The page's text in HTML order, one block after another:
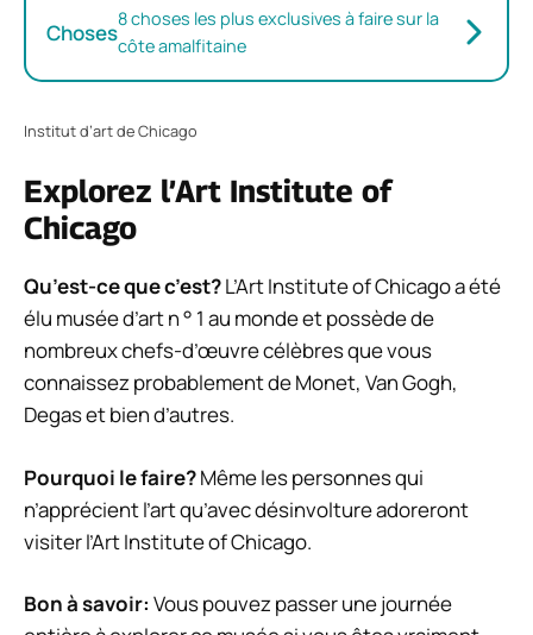
Choses8 choses les plus exclusives à faire sur la
côte amalfitaine
Institut d’art de Chicago
Explorez l’Art Institute of
Chicago
Qu’est-ce que c’est?L’Art Institute of Chicago a été
élu musée d’art n ° 1 au monde et possède de
nombreux chefs-d’œuvre célèbres que vous
connaissez probablement de Monet, Van Gogh,
Degas et bien d’autres.
Pourquoi le faire?Même les personnes qui
n’apprécient l’art qu’avec désinvolture adoreront
visiter l’Art Institute of Chicago.
Bon à savoir: Vous pouvez passer une journée